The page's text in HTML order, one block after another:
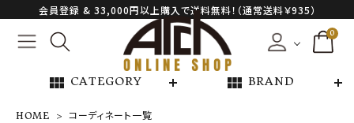
会員登録 & 33,000円以上購入で送料無料！（通常送料￥935）
0
view_module CATEGORY view_module BRAND
HOME コーディネート一覧